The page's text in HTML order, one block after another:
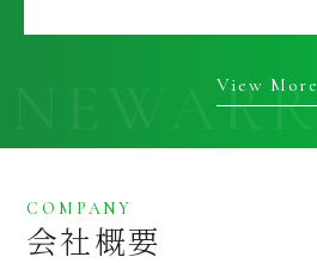
View More
COMPANY
会社概要